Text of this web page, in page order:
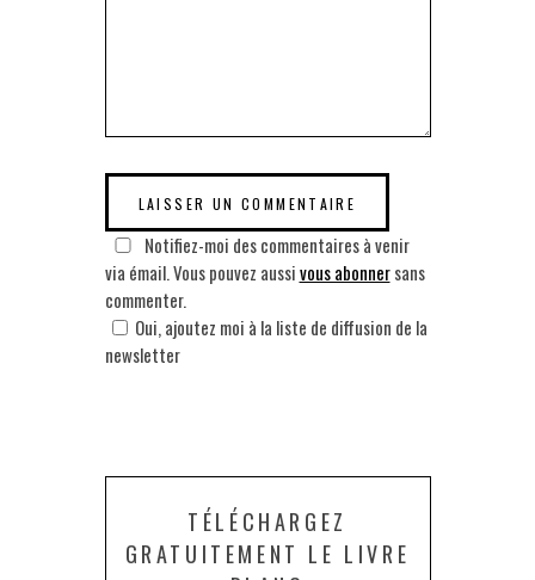
Notifiez-moi des commentaires à venir
via émail. Vous pouvez aussivous abonnersans
commenter.
Oui, ajoutez moi à la liste de diffusion de la
newsletter
TÉLÉCHARGEZ
GRATUITEMENT LE LIVRE